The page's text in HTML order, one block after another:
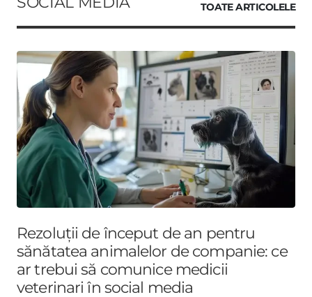
TOATE ARTICOLELE
Rezoluții de început de an pentru
sănătatea animalelor de companie: ce
ar trebui să comunice medicii
veterinari în social media